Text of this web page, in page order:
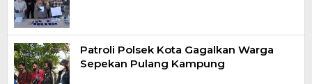
Patroli Polsek Kota Gagalkan Warga
Sepekan Pulang Kampung